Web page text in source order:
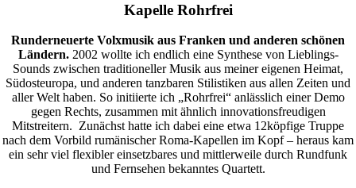
Kapelle Rohrfrei
Runderneuerte Volxmusik aus Franken und anderen schönen
Ländern.2002 wollte ich endlich eine Synthese von Lieblings-
Sounds zwischen traditioneller Musik aus meiner eigenen Heimat,
Südosteuropa, und anderen tanzbaren Stilistiken aus allen Zeiten und
aller Welt haben. So initiierte ich „Rohrfrei“ anlässlich einer Demo
gegen Rechts, zusammen mit ähnlich innovationsfreudigen
Mitstreitern. Zunächst hatte ich dabei eine etwa 12köpfige Truppe
nach dem Vorbild rumänischer Roma-Kapellen im Kopf – heraus kam
ein sehr viel flexibler einsetzbares und mittlerweile durch Rundfunk
und Fernsehen bekanntes Quartett.